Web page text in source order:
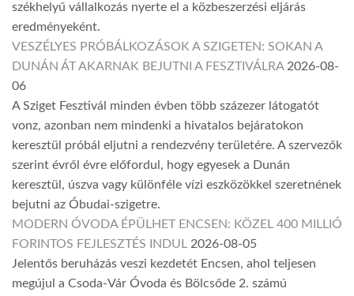
székhelyű vállalkozás nyerte el a közbeszerzési eljárás
eredményeként.
VESZÉLYES PRÓBÁLKOZÁSOK A SZIGETEN: SOKAN A
DUNÁN ÁT AKARNAK BEJUTNI A FESZTIVÁLRA 2026-08-
06
A Sziget Fesztivál minden évben több százezer látogatót
vonz, azonban nem mindenki a hivatalos bejáratokon
keresztül próbál eljutni a rendezvény területére. A szervezők
szerint évről évre előfordul, hogy egyesek a Dunán
keresztül, úszva vagy különféle vízi eszközökkel szeretnének
bejutni az Óbudai-szigetre.
MODERN ÓVODA ÉPÜLHET ENCSEN: KÖZEL 400 MILLIÓ
FORINTOS FEJLESZTÉS INDUL 2026-08-05
Jelentős beruházás veszi kezdetét Encsen, ahol teljesen
megújul a Csoda-Vár Óvoda és Bölcsőde 2. számú